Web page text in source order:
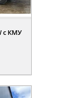
с КМУ